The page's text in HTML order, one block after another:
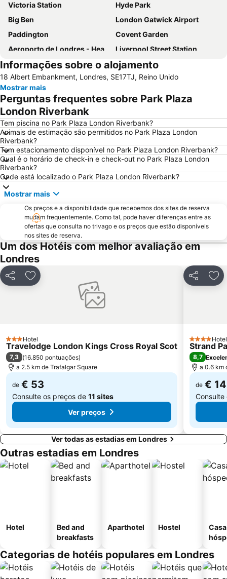
Victoria Station
Hyde Park
Big Ben
London Gatwick Airport
Paddington
Covent Garden
Aeroporto de Londres - Heathrow
Liverpool Street Station
Soho
Kings Cross
Metrô de Londres
Paddington Station
Piccadilly Circus
South Kensington
Kensington
The O2 Arena
Victoria
Grosvenor Victoria Casino
Picadilly Circus Station
London Luton Airport
Wembley
Palácio de Buckingham
Notting Hill
Trafalgar Square
London Bridge
Oxford Street
St Pancras Station
Passeando a Pé em Londres
King's Cross Station
Tottenham Hotspur Stadium
Waterloo Station
Bloomsbury
Aeroporto da Cidade de Londres
Earls Court
Marylebone
Leicester Square
Shoreditch
Informações sobre o alojamento
18 Albert Embankment, Londres, SE17TJ, Reino Unido
Mostrar mais
Perguntas frequentes sobre Park Plaza
London Riverbank
Tem piscina no Park Plaza London Riverbank?
Animais de estimação são permitidos no Park Plaza London
Riverbank?
Tem estacionamento disponível no Park Plaza London Riverbank?
Qual é o horário de check-in e check-out no Park Plaza London
Riverbank?
Onde está localizado o Park Plaza London Riverbank?
Mostrar mais
Os preços e a disponibilidade que recebemos dos sites de reserva
mudam frequentemente. Como tal, pode haver diferenças entre as
ofertas que consulta no trivago e os preços que estão disponíveis
nos sites de reserva.
Um dos Hotéis com melhor avaliação em
Londres
PartilharAdicionar aos favoritos
3 Estrelas
Hotel
Travelodge London Kings Cross Royal Scot
7,3 (16.850 pontuações)
a 2.5 km de Trafalgar Square
de € 53
Consulte os preços de 11 sites
Ver preços
Partilhar
4 Estrelas
Hotel
Strand
8,7
a 0.6 km
de €
Ver todas as estadias em Londres
Outras estadias em Londres
Hotel
Bed and
breakfasts
Aparthotel Hostel
Categorias de hotéis populares em Londres